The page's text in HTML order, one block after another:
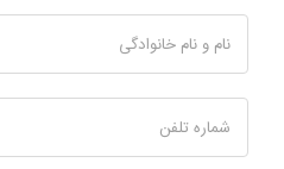
نام و نام خانوادگی
شماره تلفن